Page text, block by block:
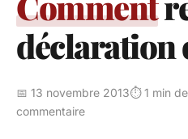
déclaration
📅 13 novembre 2013⏱️ 1 min
commentaire